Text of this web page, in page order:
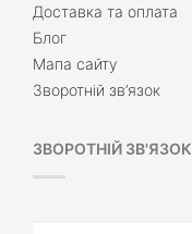
Доставка та оплата
Блог
Мапа сайту
Зворотній зв’язок
ЗВОРОТНІЙ ЗВ'ЯЗОК